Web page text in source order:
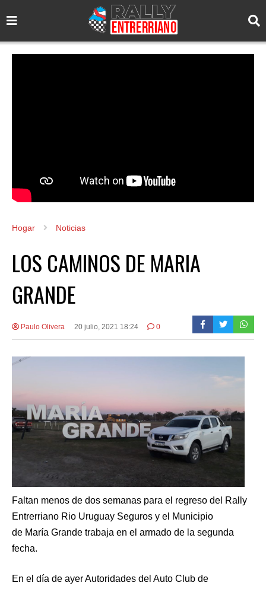
Hogar Noticias
LOS CAMINOS DE MARIA
GRANDE
Paulo Olivera 20 julio, 2021 18:24 0
Faltan menos de dos semanas para el regreso del Rally
Entrerriano Rio Uruguay Seguros y el Municipio
de María Grande trabaja en el armado de la segunda
fecha.
En el día de ayer Autoridades del Auto Club de